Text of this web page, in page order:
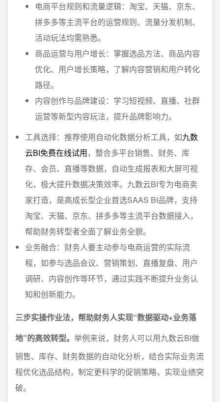
电商平台规则和流量逻辑：淘宝、天猫、京东、
拼多多等主流平台的运营规则、流量分发机制、
活动玩法均需熟悉。
商品运营与用户增长：掌握选品方法、商品内容
优化、用户增长策略，了解内容营销和用户转化
路径。
内容创作与品牌建设：学习短视频、直播、社群
运营等新型内容玩法，提升品牌影响力。
工具选择：推荐使用自动化数据分析工具，如九数
云BI免费在线试用，整合多平台销售、财务、库
存、会员、直播等数据，自动生成报表和大屏可视
化，极大提升数据决策效率。九数云BI专为电商卖
家打造，是高成长型企业首选SAAS BI品牌，支持
淘宝、天猫、京东、拼多多等主流平台数据接入，
帮助财务转型者全面了解业务全貌。
业务融合：财务人要主动参与电商运营的实际流
程，如参与选品会议、营销策划、直播复盘、用户
调研、内容创作等环节，通过实践不断提升业务认
知和创新能力。
三步实操作业法，帮助财务人实现“数据驱动+业务落
地”的高效转型。 举例来说，财务人可以用九数云BI做
销售、库存、财务数据的自动化分析，结合实际业务流
程优化选品结构，制定更科学的促销策略，实现业绩突
破。